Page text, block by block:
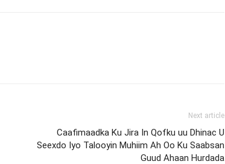
Next article
Caafimaadka Ku Jira In Qofku uu Dhinac U
Seexdo Iyo Talooyin Muhiim Ah Oo Ku Saabsan
Guud Ahaan Hurdada